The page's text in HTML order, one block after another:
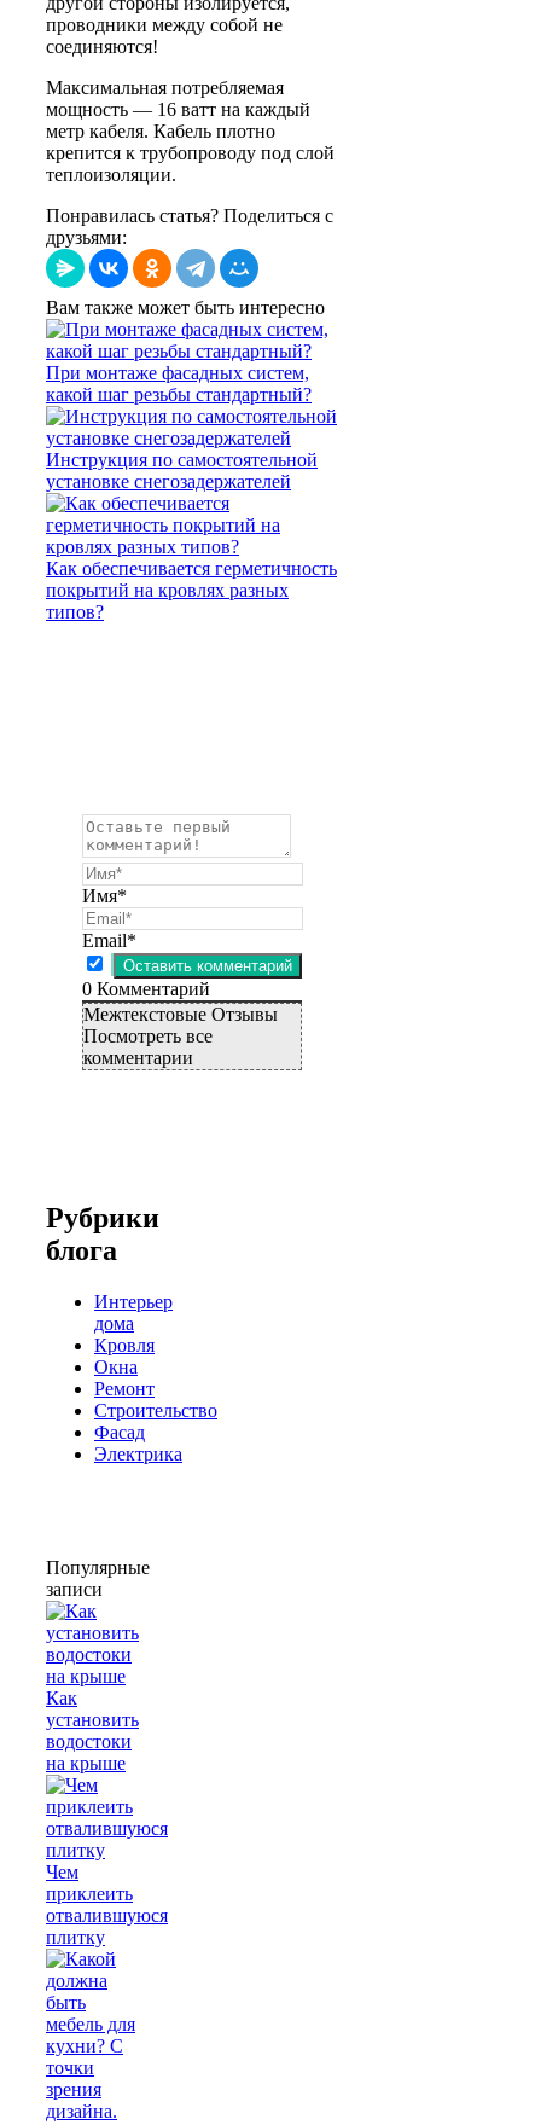
проводники между собой не
соединяются!
Максимальная потребляемая
мощность — 16 ватт на каждый
метр кабеля. Кабель плотно
крепится к трубопроводу под слой
теплоизоляции.
Понравилась статья? Поделиться с
друзьями:
Вам также может быть интересно
При монтаже фасадных систем,
какой шаг резьбы стандартный?
Инструкция по самостоятельной
установке снегозадержателей
Как обеспечивается герметичность
покрытий на кровлях разных
типов?
Имя*
Email*
0 Комментарий
Межтекстовые Отзывы
Посмотреть все
комментарии
Рубрики
блога
Интерьер
дома
Кровля
Окна
Ремонт
Строительство
Фасад
Электрика
Популярные
записи
Как
установить
водостоки
на крыше
Чем
приклеить
отвалившуюся
плитку